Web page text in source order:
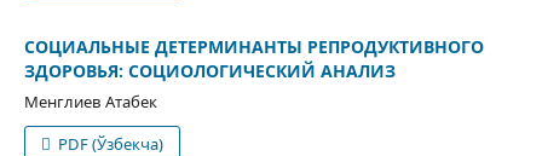
СОЦИАЛЬНЫЕ ДЕТЕРМИНАНТЫ РЕПРОДУКТИВНОГО
ЗДОРОВЬЯ: СОЦИОЛОГИЧЕСКИЙ АНАЛИЗ
Менглиев Атабек
PDF (Ўзбекча)